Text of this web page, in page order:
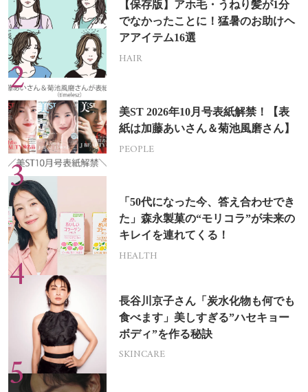
【保存版】アホ毛・うねり髪が1分
でなかったことに！猛暑のお助けヘ
アアイテム16選
HAIR
美ST 2026年10月号表紙解禁！【表
紙は加藤あいさん＆菊池風磨さん】
PEOPLE
「50代になった今、答え合わせでき
た」森永製菓の“モリコラ”が未来の
キレイを連れてくる！
HEALTH
長谷川京子さん「炭水化物も何でも
食べます」美しすぎる”ハセキョー
ボディ”を作る秘訣
SKINCARE